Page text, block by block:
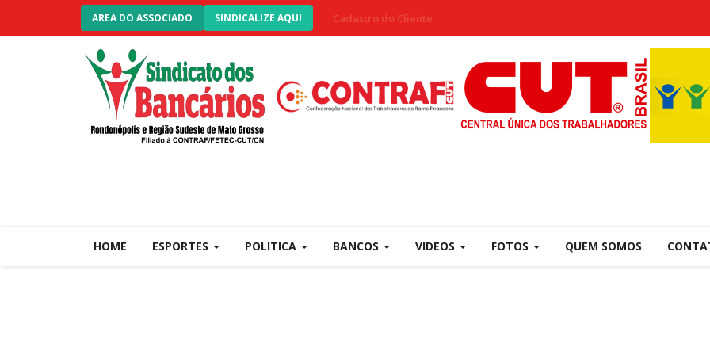
AREA DO ASSOCIADO SINDICALIZE AQUI Cadastro do Cliente
HOME ESPORTES POLITICA BANCOS VIDEOS FOTOS QUEM SOMOS